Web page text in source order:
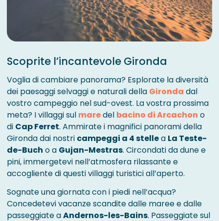
Scoprite l’incantevole Gironda
Voglia di cambiare panorama? Esplorate la diversità
dei paesaggi selvaggi e naturali della Gironda dal
vostro campeggio nel sud-ovest. La vostra prossima
meta? I villaggi sul maredel bacino di Arcachon o
di Cap Ferret. Ammirate i magnifici panorami della
Gironda dai nostri campeggi a 4 stellea La Teste-
de-Buch o a Gujan-Mestras. Circondati da dune e
pini, immergetevi nell’atmosfera rilassante e
accogliente di questi villaggi turistici all’aperto.
Sognate una giornata con i piedi nell’acqua?
Concedetevi vacanze scandite dalle maree e dalle
passeggiate aAndernos-les-Bains. Passeggiate sul